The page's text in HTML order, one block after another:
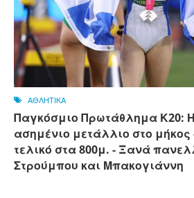
ΑΘΛΗΤΙΚΑ
Παγκόσμιο Πρωτάθλημα Κ20:
ασημένιο μετάλλιο στο
τελικό στα 800μ. - Ξανά
Στρούμπου και Μπακογιάννη